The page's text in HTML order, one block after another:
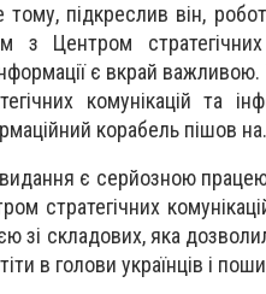
тому, підкреслив він,
з Центром
є вкрай
комунікацій та
корабель пішов
є серйозною
стратегічних
зі складових, яка
в голови українців і